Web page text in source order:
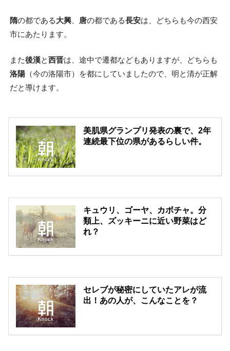
隋の都である大興、 唐の都である長安は、どちらも今の西安
市にあたります。
また後漢と西晋は、途中で遷都などもありますが、どちらも
洛陽（今の洛陽市）を都にしていましたので、明と清が正解
だと導けます。
美肌県グランプリ発表の裏で、2年
連続最下位の県があるらしい件。
キュウリ、ゴーヤ、カボチャ。分
類上、ズッキーニに近い野菜はど
れ？
セレブが秘密にしていたアレが流
出！あの人が、こんなことを？